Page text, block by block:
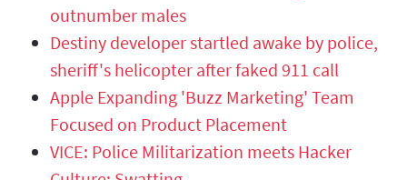
outnumber males
Destiny developer startled awake by police,
sheriff's helicopter after faked 911 call
Apple Expanding 'Buzz Marketing' Team
Focused on Product Placement
VICE: Police Militarization meets Hacker